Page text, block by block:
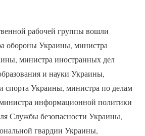
рабочей группы вошли
обороны Украины, министра
министра иностранных дел
и науки Украины,
спорта Украины, министра по делам
информационной политики
Службы безопасности Украины,
гвардии Украины,